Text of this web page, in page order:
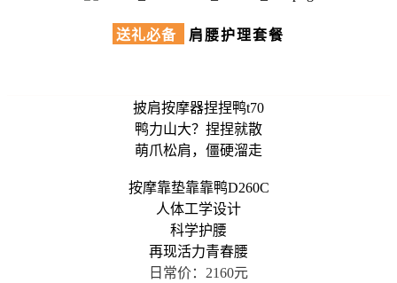
送礼必备 肩腰护理套餐
披肩按摩器捏捏鸭t70
鸭力山大？捏捏就散
萌爪松肩，僵硬溜走
按摩靠垫靠靠鸭D260C
人体工学设计
科学护腰
再现活力青春腰
日常价：2160元